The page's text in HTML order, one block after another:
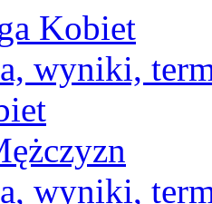
Kobiet
wyniki,
wyniki,